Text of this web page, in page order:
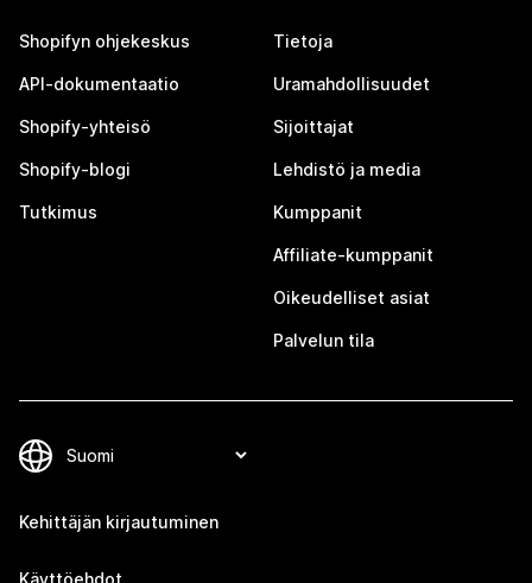
Shopifyn ohjekeskus
API-dokumentaatio
Shopify-yhteisö
Shopify-blogi
Tutkimus
Tietoja
Uramahdollisuudet
Sijoittajat
Lehdistö ja media
Kumppanit
Affiliate-kumppanit
Oikeudelliset asiat
Palvelun tila
Kehittäjän kirjautuminen
Käyttöehdot